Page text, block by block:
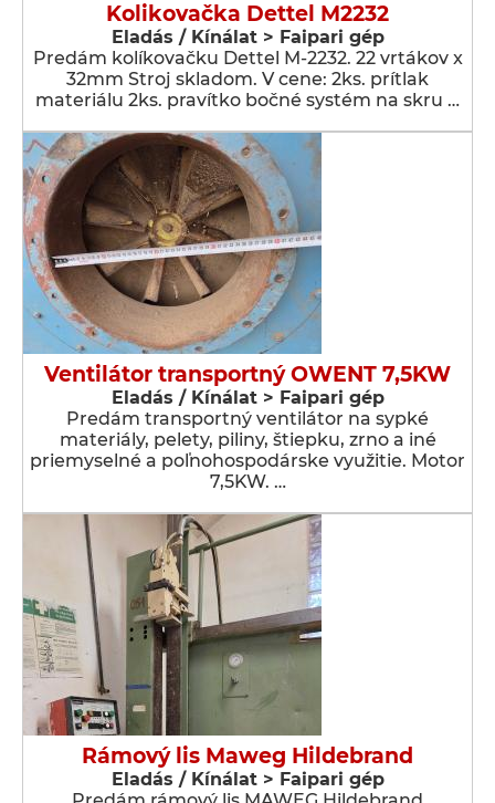
Kolikovačka Dettel M2232
Eladás / Kínálat > Faipari gép
Predám kolíkovačku Dettel M-2232. 22 vrtákov x
32mm Stroj skladom. V cene: 2ks. prítlak
materiálu 2ks. pravítko bočné systém na skru …
Ventilátor transportný OWENT 7,5KW
Eladás / Kínálat > Faipari gép
Predám transportný ventilátor na sypké
materiály, pelety, piliny, štiepku, zrno a iné
priemyselné a poľnohospodárske využitie. Motor
7,5KW. …
Rámový lis Maweg Hildebrand
Eladás / Kínálat > Faipari gép